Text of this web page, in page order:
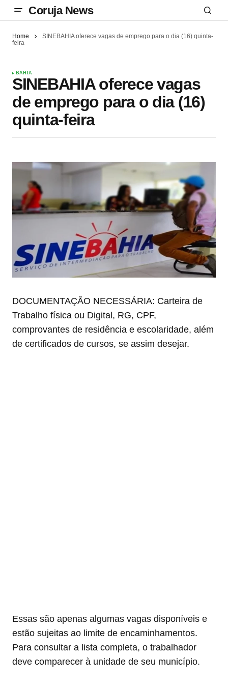
Coruja News
Home
SINEBAHIA oferece vagas de emprego para o dia (16) quinta-
feira
BAHIA
SINEBAHIA oferece vagas
de emprego para o dia (16)
quinta-feira
DOCUMENTAÇÃO NECESSÁRIA: Carteira de
Trabalho física ou Digital, RG, CPF,
comprovantes de residência e escolaridade, além
de certificados de cursos, se assim desejar.
Essas são apenas algumas vagas disponíveis e
estão sujeitas ao limite de encaminhamentos.
Para consultar a lista completa, o trabalhador
deve comparecer à unidade de seu município.